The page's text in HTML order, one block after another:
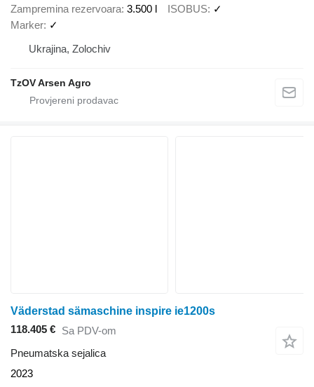
Zampremina rezervoara 3.500 l ISOBUS ✓
Marker ✓
Ukrajina, Zolochiv
TzOV Arsen Agro
Väderstad sämaschine inspire ie1200s
118.405 € Sa PDV-om
Pneumatska sejalica
2023